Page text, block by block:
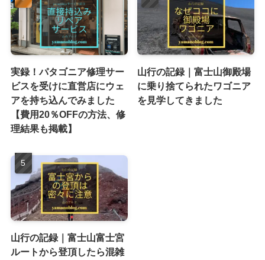
実録！パタゴニア修理サー
ビスを受けに直営店にウェ
アを持ち込んでみました
【費用20％OFFの方法、修
理結果も掲載】
山行の記録｜富士山御殿場
に乗り捨てられたワゴニア
を見学してきました
山行の記録｜富士山富士宮
ルートから登頂したら混雑